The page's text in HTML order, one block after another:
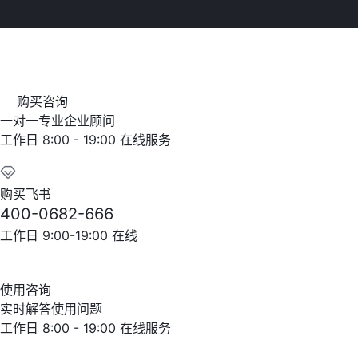
购买咨询
一对一专业企业顾问
工作日 8:00 - 19:00 在线服务
购买飞书
400-0682-666
工作日 9:00-19:00 在线
使用咨询
实时解答使用问题
工作日 8:00 - 19:00 在线服务